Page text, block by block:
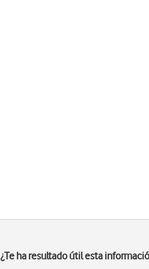
¿Te ha resultado útil esta